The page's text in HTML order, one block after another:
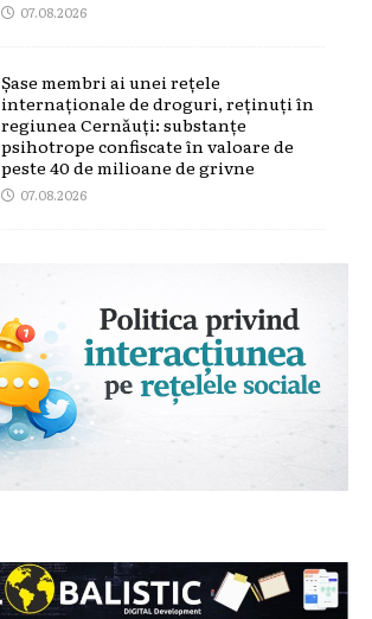
07.08.2026
Șase membri ai unei rețele
internaționale de droguri, reținuți în
regiunea Cernăuți: substanțe
psihotrope confiscate în valoare de
peste 40 de milioane de grivne
07.08.2026